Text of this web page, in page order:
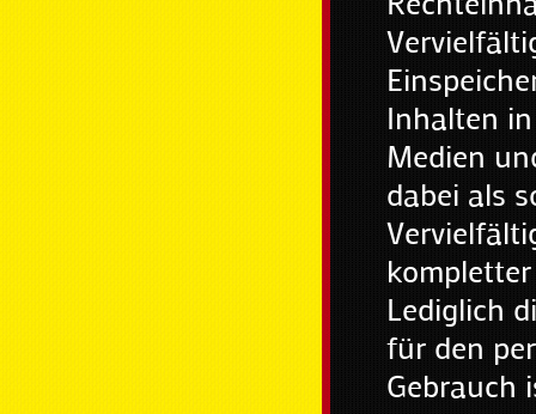
Inhalten
Medien
dabei als
Lediglich
für den
Gebrauch